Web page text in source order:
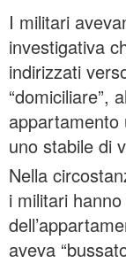
I militari
investigativa
indirizzati
“domiciliare”,
appartamento
uno stabile di
Nella
i militari
aveva